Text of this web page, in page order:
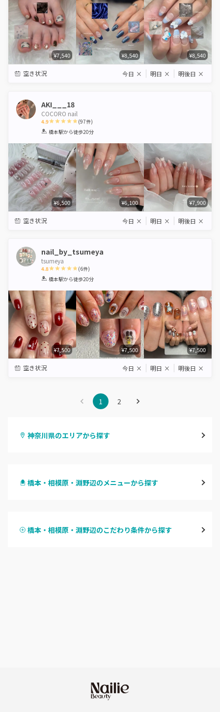
¥7,540 ¥8,540 ¥8,540
空き状況 今日 × 明日 × 明後日 ×
AKI___18
COCORO nail
4.9
1 2 3 4 5
(97件)
橋本駅から徒歩20分
¥6,500 ¥6,100 ¥7,900
空き状況 今日 × 明日 × 明後日 ×
nail_by_tsumeya
tsumeya
4.8
1 2 3 4 5
(6件)
橋本駅から徒歩20分
¥7,500 ¥7,500 ¥7,500
空き状況 今日 × 明日 × 明後日 ×
1 2
神奈川県のエリアから探す
川崎
橋本・相模原・淵野辺のメニューから探す
ハンドスカルプ
橋本・相模原・淵野辺のこだわり条件から探す